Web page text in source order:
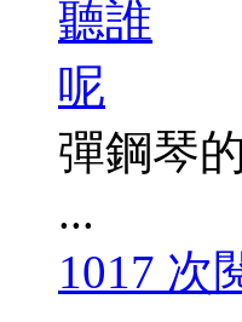
彈鋼琴
...
1017 次